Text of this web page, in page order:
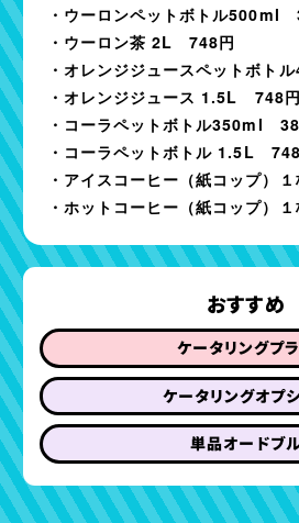
・ウーロンペットボトル500ml
・ウーロン茶 2L 748円
・オレンジジュースペットボ
・オレンジジュース 1.5L 748円
・コーラペットボトル350ml
・コーラペットボトル 1.5L
・アイスコーヒー（紙コップ）
・ホットコーヒー（紙コップ）
おすすめ
ケータリングプ
ケータリングオプ
単品オードブ